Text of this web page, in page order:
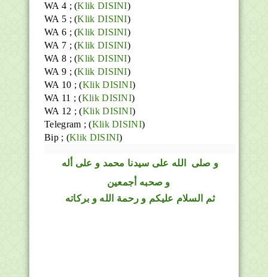
WA 4 ; (Klik DISINI)
WA 5 ; (Klik DISINI)
WA 6 ; (Klik DISINI)
WA 7 ; (Klik DISINI)
WA 8 ; (Klik DISINI)
WA 9 ; (Klik DISINI)
WA 10 ; (Klik DISINI)
WA 11 ; (Klik DISINI)
WA 12 ; (Klik DISINI)
Telegram ;(Klik DISINI)
Bip ; (Klik DISINI)
و صلى الله على سيدنا محمد و على أله
و صحبه أجمعين
ثم السلام عليكم و رحمة الله و بركاته